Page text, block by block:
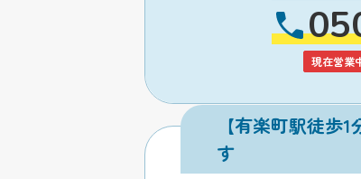
現在営業
【有楽町駅徒歩
す